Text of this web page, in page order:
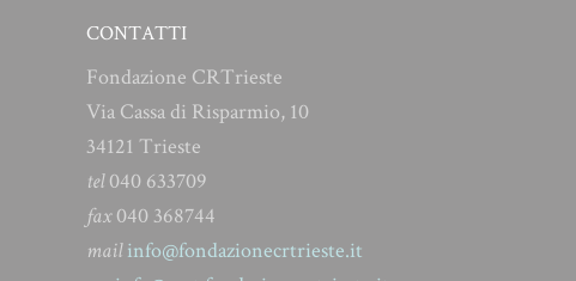
CONTATTI
Fondazione CRTrieste
Via Cassa di Risparmio, 10
34121 Trieste
tel040 633709
fax040 368744
mail info@fondazionecrtrieste.it